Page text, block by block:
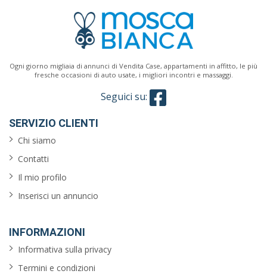
Ogni giorno migliaia di annunci di Vendita Case, appartamenti in affitto, le più
fresche occasioni di auto usate, i migliori incontri e massaggi.
Seguici su:
SERVIZIO CLIENTI
Chi siamo
Contatti
Il mio profilo
Inserisci un annuncio
INFORMAZIONI
Informativa sulla privacy
Termini e condizioni